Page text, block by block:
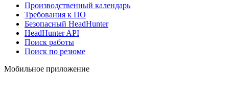
Производственный календарь
Требования к ПО
Безопасный HeadHunter
HeadHunter API
Поиск работы
Поиск по резюме
Мобильное приложение